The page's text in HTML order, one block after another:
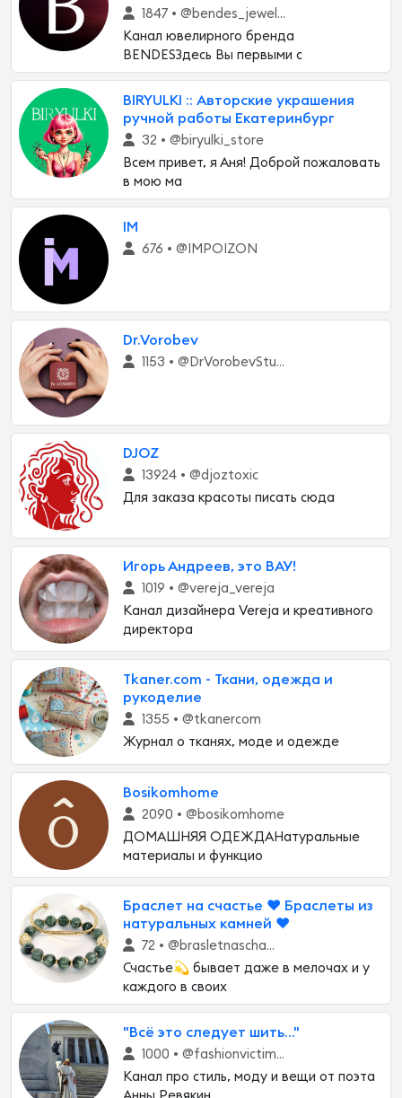
1847 •
@bendes_jewelry
Канал ювелирного бренда
BENDESЗдесь Вы первыми с
BIRYULKI :: Авторские украшения
ручной работы Екатеринбург
32 • @biryulki_store
Всем привет, я Аня! Доброй пожаловать
в мою ма
IM
676 • @IMPOIZON
Dr.Vorobev
1153 • @DrVorobevStudio
DJOZ
13924 • @djoztoxic
Для заказа красоты писать сюда
Игорь Андреев, это ВАУ!
1019 • @vereja_vereja
Канал дизайнера Vereja и креативного
директора
Tkaner.com - Ткани, одежда и
рукоделие
1355 • @tkanercom
Журнал о тканях, моде и одежде
Bosikomhome
2090 • @bosikomhome
ДОМАШНЯЯ ОДЕЖДАНатуральные
материалы и функцио
Браслет на счастье ❤️ Браслеты из
натуральных камней ❤️
72 •
@brasletnaschastje
Счастье💫 бывает даже в мелочах и у
каждого в своих
"Всё это следует шить..."
1000 •
@fashionvictimAnya
Канал про стиль, моду и вещи от поэта